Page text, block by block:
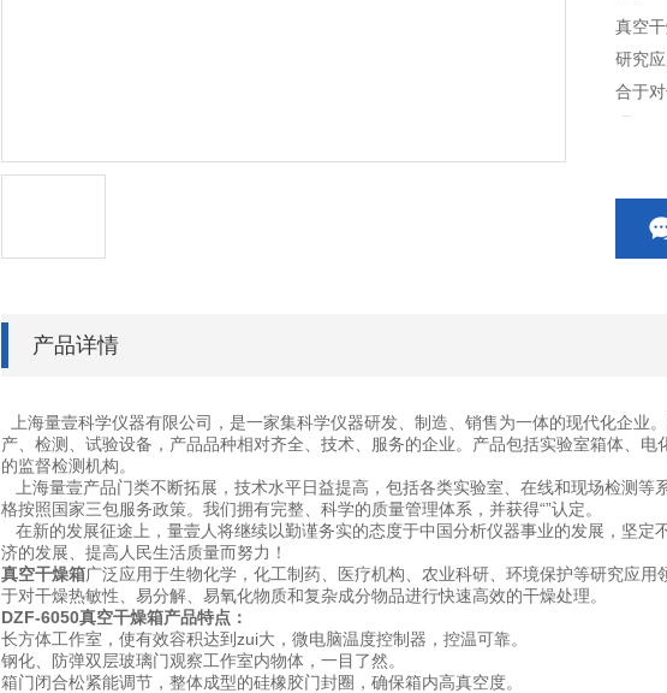
真空
研究
合于
理。
产品详情
上海量壹科学仪器有限公司，是一家集科学仪器研发、制造、销售为一体的现代化企业
产、检测、试验设备，产品品种相对齐全、技术、服务的企业。产品包括实验室箱体、
的监督检测机构。
上海量壹产品门类不断拓展，技术水平日益提高，包括各类实验室、在线和现场检测
格按照国家三包服务政策。我们拥有完整、科学的质量管理体系，并获得“”认定。
在新的发展征途上，量壹人将继续以勤谨务实的态度于中国分析仪器事业的发展，坚
济的发展、提高人民生活质量而努力！
真空干燥箱广泛应用于生物化学，化工制药、医疗机构、农业科研、环境保护等研究应
于对干燥热敏性、易分解、易氧化物质和复杂成分物品进行快速高效的干燥处理。
DZF-6050真空干燥箱产品特点：
长方体工作室，使有效容积达到zui大，微电脑温度控制器，控温可靠。
钢化、防弹双层玻璃门观察工作室内物体，一目了然。
箱门闭合松紧能调节，整体成型的硅橡胶门封圈，确保箱内高真空度。